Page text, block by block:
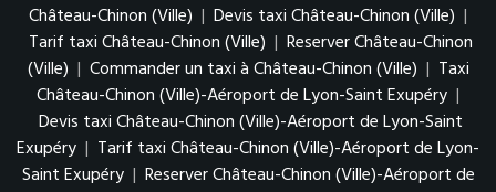
Château-Chinon (Ville) | Devis taxi Château-Chinon (Ville) |
Tarif taxi Château-Chinon (Ville) | Reserver Château-Chinon
(Ville) | Commander un taxi à Château-Chinon (Ville) | Taxi
Château-Chinon (Ville)-Aéroport de Lyon-Saint Exupéry |
Devis taxi Château-Chinon (Ville)-Aéroport de Lyon-Saint
Exupéry | Tarif taxi Château-Chinon (Ville)-Aéroport de Lyon-
Saint Exupéry | Reserver Château-Chinon (Ville)-Aéroport de